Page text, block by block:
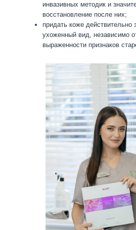
инвазивных методик и
восстановление после них;
придать коже действительно
ухоженный вид, независимо
выраженности признаков